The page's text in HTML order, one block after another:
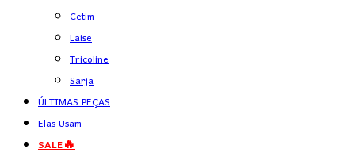
Cetim
Laise
Tricoline
Sarja
ÚLTIMAS PEÇAS
Elas Usam
SALE🔥